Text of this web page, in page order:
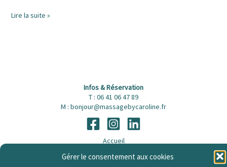
Gérer le consentement aux cookies
Lire la suite »
Infos & Réservation
T : 06 41 06 47 89
M : bonjour@massagebycaroline.fr
Accueil
Infos Légales